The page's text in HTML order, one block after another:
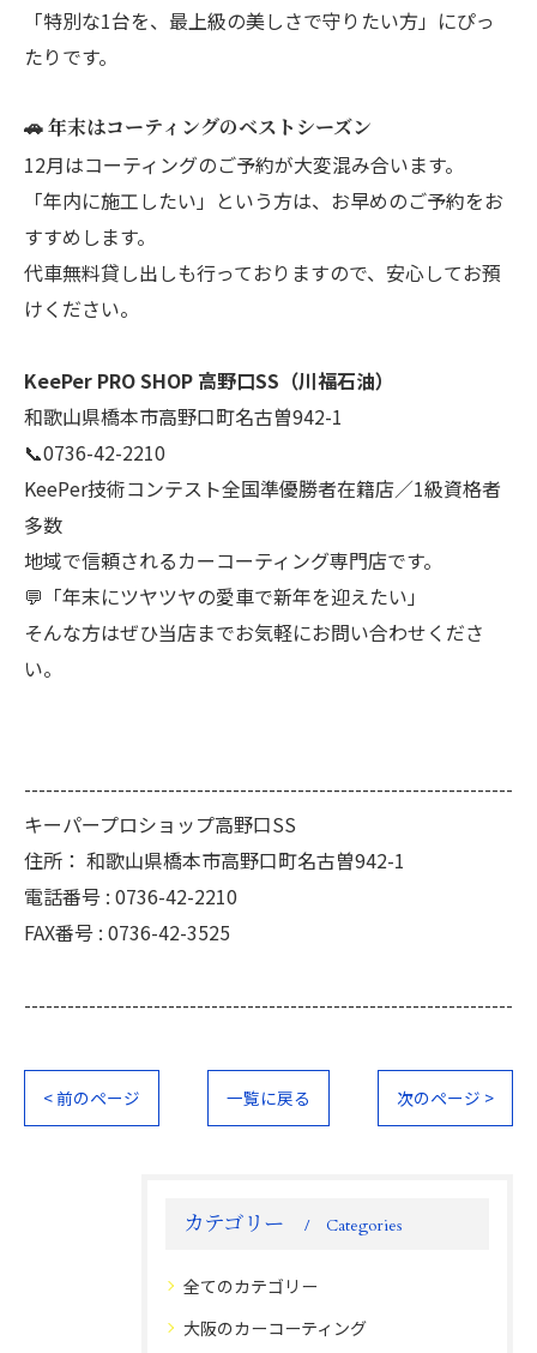
「特別な1台を、最上級の美しさで守りたい方」にぴっ
たりです。
🚗 年末はコーティングのベストシーズン
12月はコーティングのご予約が大変混み合います。
「年内に施工したい」という方は、お早めのご予約をお
すすめします。
代車無料貸し出しも行っておりますので、安心してお預
けください。
KeePer PRO SHOP 高野口SS（川福石油）
和歌山県橋本市高野口町名古曽942-1
📞0736-42-2210
KeePer技術コンテスト全国準優勝者在籍店／1級資格者
多数
地域で信頼されるカーコーティング専門店です。
💬「年末にツヤツヤの愛車で新年を迎えたい」
そんな方はぜひ当店までお気軽にお問い合わせくださ
い。
--------------------------------------------------------------------
キーパープロショップ高野口SS
住所： 和歌山県橋本市高野口町名古曽942-1
電話番号 : 0736-42-2210
FAX番号 : 0736-42-3525
--------------------------------------------------------------------
< 前のページ 一覧に戻る 次のページ >
カテゴリー Categories
全てのカテゴリー
大阪のカーコーティング